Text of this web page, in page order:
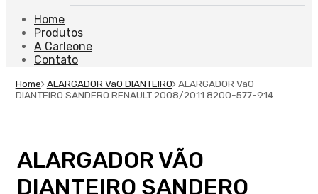
Home
Produtos
A Carleone
Contato
Home ALARGADOR VãO DIANTEIRO ALARGADOR VãO
DIANTEIRO SANDERO RENAULT 2008/2011 8200-577-914
ALARGADOR VÃO
DIANTEIRO SANDERO